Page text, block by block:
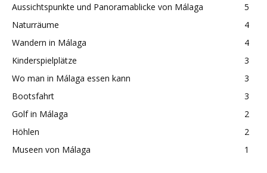
Aussichtspunkte und Panoramablicke von Málaga
5
Naturräume
4
Wandern in Málaga
4
Kinderspielplätze
3
Wo man in Málaga essen kann
3
Bootsfahrt
3
Golf in Málaga
2
Höhlen
2
Museen von Málaga
1